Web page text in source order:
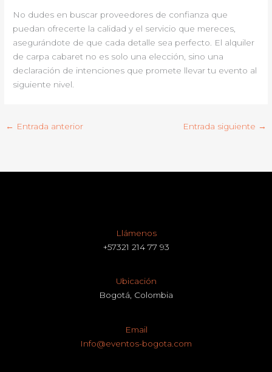
No dudes en buscar proveedores de confianza que
puedan ofrecerte la calidad y el servicio que mereces,
asegurándote de que cada detalle sea perfecto. El alquiler
de carpa cabaret no es solo una elección, sino una
declaración de intenciones que promete llevar tu evento al
siguiente nivel.
← Entrada anterior Entrada siguiente →
Llámenos
+57321 214 77 93
Ubicación
Bogotá, Colombia
Email
Info@eventos-bogota.com